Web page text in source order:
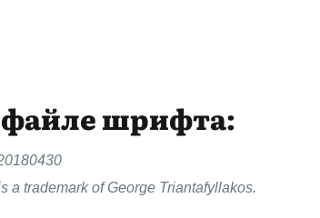
шрифта:
a trademark of George Triantafyllakos.